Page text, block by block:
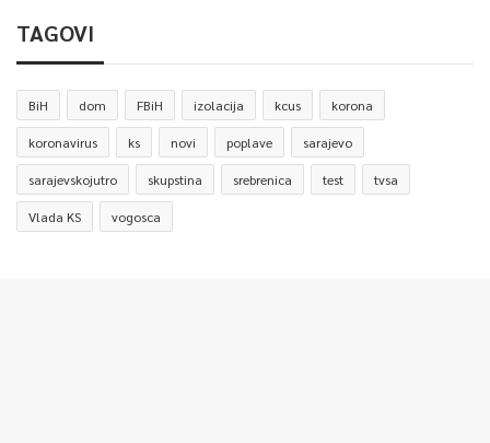
TAGOVI
BiH dom FBiH izolacija kcus korona
koronavirus ks novi poplave sarajevo
sarajevskojutro skupstina srebrenica test tvsa
Vlada KS vogosca